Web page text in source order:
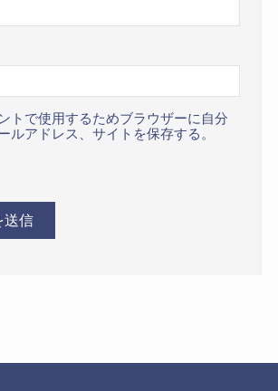
トで使用するためブラウザーに自分
ルアドレス、サイトを保存する。